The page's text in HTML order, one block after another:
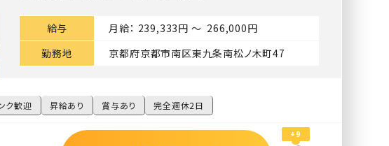
ク歓迎 昇給あり 賞与あり 完全週休2日
給与
月給： 239,333円 〜 266,000円
勤務地
京都府京都市南区東九条南松ノ木町47
+9